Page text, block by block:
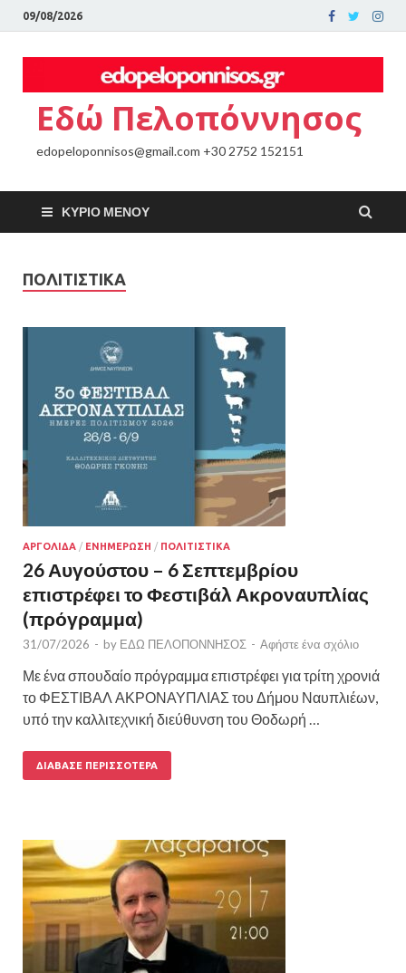
09/08/2026
Εδώ Πελοπόννησος
edopeloponnisos@gmail.com +30 2752 152151
ΚΎΡΙΟ ΜΕΝΟΎ
ΠΟΛΙΤΙΣΤΙΚΑ
ΑΡΓΟΛΙΔΑ / ΕΝΗΜΕΡΩΣΗ / ΠΟΛΙΤΙΣΤΙΚΑ
26 Αυγούστου – 6 Σεπτεμβρίου
επιστρέφει το Φεστιβάλ Ακροναυπλίας
(πρόγραμμα)
31/07/2026 - by ΕΔΩ ΠΕΛΟΠΟΝΝΗΣΟΣ - Αφήστε ένα σχόλιο
Με ένα σπουδαίο πρόγραμμα επιστρέφει για τρίτη χρονιά
το ΦΕΣΤΙΒΑΛ ΑΚΡΟΝΑΥΠΛΙΑΣ του Δήμου Ναυπλιέων,
υπό την καλλιτεχνική διεύθυνση του Θοδωρή …
ΔΙΆΒΑΣΕ ΠΕΡΙΣΣΌΤΕΡΑ